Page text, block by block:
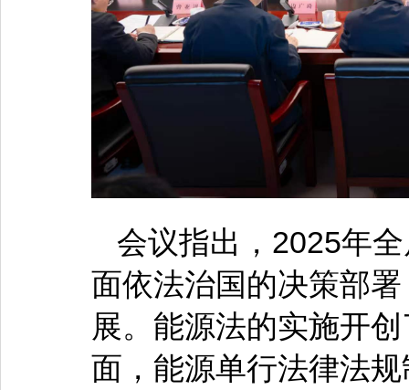
会议指出，2025年
面依法治国的决策部
展。能源法的实施开
面，能源单行法律法